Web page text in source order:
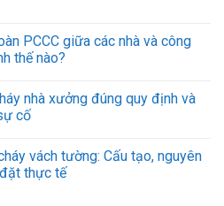
PCCC giữa các nhà và công
thế nào?
nhà xưởng đúng quy định và
cố
vách tường: Cấu tạo, nguyên
thực tế